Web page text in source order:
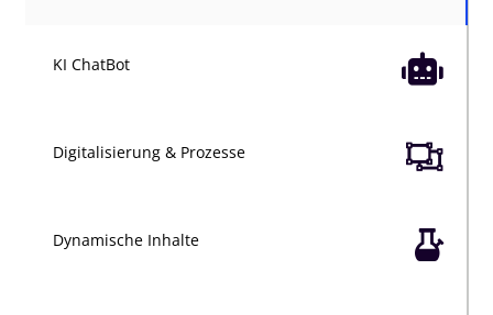

KI ChatBot

Digitalisierung & Prozesse

Dynamische Inhalte